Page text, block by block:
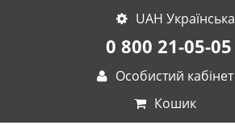
UAH Українська
0 800 21-05-05
Особистий кабінет
Кошик